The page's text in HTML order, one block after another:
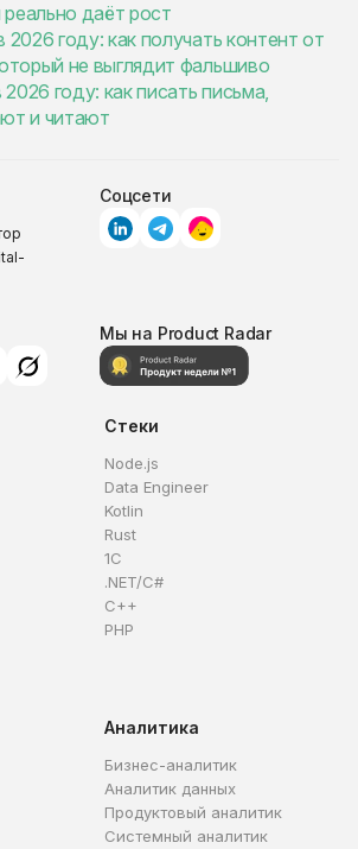
реально даёт рост
2026 году: как получать контент от
не выглядит фальшиво
2026 году: как писать письма,
и читают
Соцсети
Мы на Product Radar
Стеки
Node.js
Data Engineer
Kotlin
Rust
1C
.NET/C#
C++
PHP
Аналитика
Бизнес-аналитик
Аналитик данных
Продуктовый аналитик
Системный аналитик